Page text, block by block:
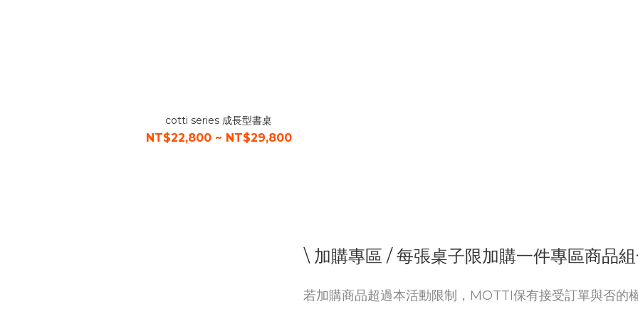
cotti series 成長型書桌
NT$22,800 ~ NT$29,800
\ 加購專區 / 每張桌子限加購一件專區商品
若加購商品超過本活動限制，MOTTI保有接受訂單與否的